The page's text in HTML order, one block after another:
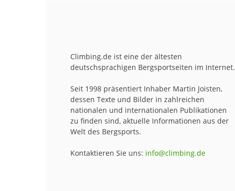
Climbing.de ist eine der ältesten
deutschsprachigen Bergsportseiten im Internet.
Seit 1998 präsentiert Inhaber Martin Joisten,
dessen Texte und Bilder in zahlreichen
nationalen und internationalen Publikationen
zu finden sind, aktuelle Informationen aus der
Welt des Bergsports.
Kontaktieren Sie uns: info@climbing.de